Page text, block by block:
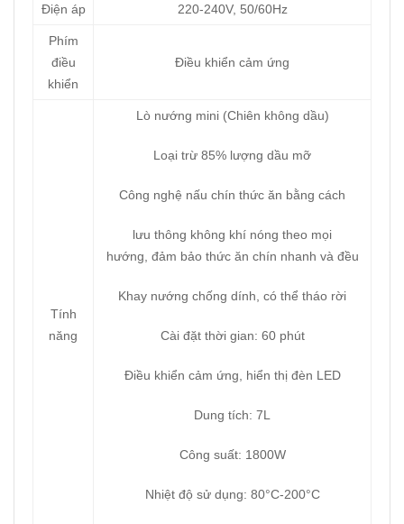
Điện áp 220-240V, 50/60Hz
Phím
điều
khiển
Điều khiển cảm ứng
Tính
năng
Lò nướng mini (Chiên không dầu)
Loại trừ 85% lượng dầu mỡ
Công nghệ nấu chín thức ăn bằng cách
lưu thông không khí nóng theo mọi
hướng, đảm bảo thức ăn chín nhanh và đều
Khay nướng chống dính, có thể tháo rời
Cài đặt thời gian: 60 phút
Điều khiển cảm ứng, hiển thị đèn LED
Dung tích: 7L
Công suất: 1800W
Nhiệt độ sử dụng: 80°C-200°C